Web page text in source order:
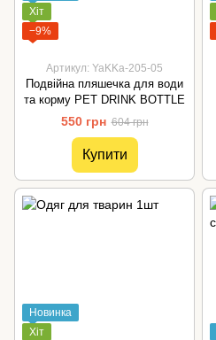
Хіт
−9%
Артикул: YaKKa-205-05
Подвійна пляшечка для води
та корму PET DRINK BOTTLE
550 грн 604 грн
Купити
Новинка
Хіт